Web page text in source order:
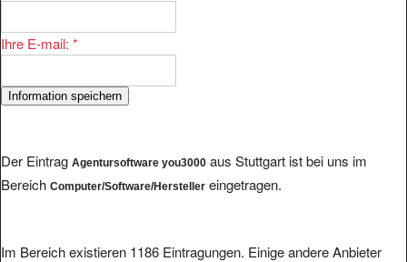
Ihre E-mail: *
Der Eintrag Agentursoftware you3000 aus Stuttgart ist bei uns im
Bereich Computer/Software/Hersteller eingetragen.
Im Bereich existieren 1186 Eintragungen. Einige andere Anbieter